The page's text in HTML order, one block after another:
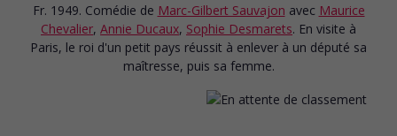
Fr. 1949. Comédie de Marc-Gilbert Sauvajon avec Maurice
Chevalier, Annie Ducaux, Sophie Desmarets. En visite à
Paris, le roi d'un petit pays réussit à enlever à un député sa
maîtresse, puis sa femme.